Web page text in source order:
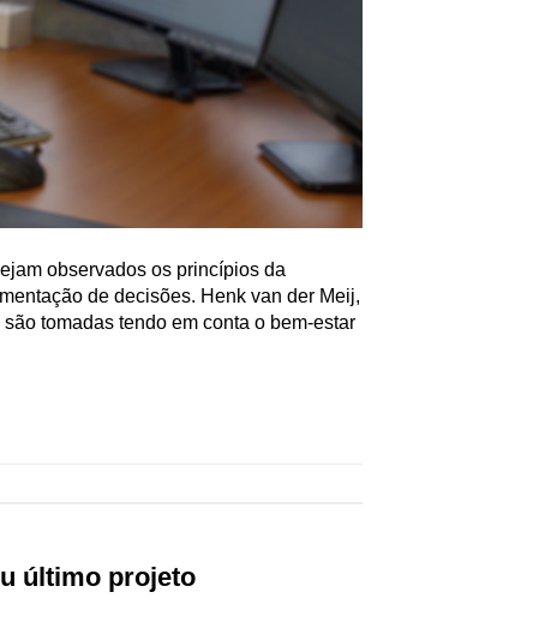
observados os princípios da
de decisões. Henk van der Meij,
tomadas tendo em conta o bem-estar
último projeto